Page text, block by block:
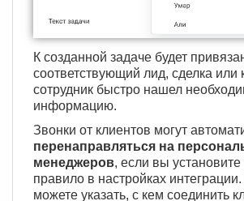
К созданной задаче будет
соответствующий лид, сделка или
сотрудник быстро нашел
информацию.
Звонки от клиентов могут
перенаправляться на
менеджеров, если вы установите
правило в настройках
можете указать, с кем соединить